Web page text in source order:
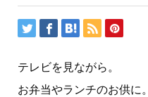
テレビを見ながら。
お弁当やランチのお供に。